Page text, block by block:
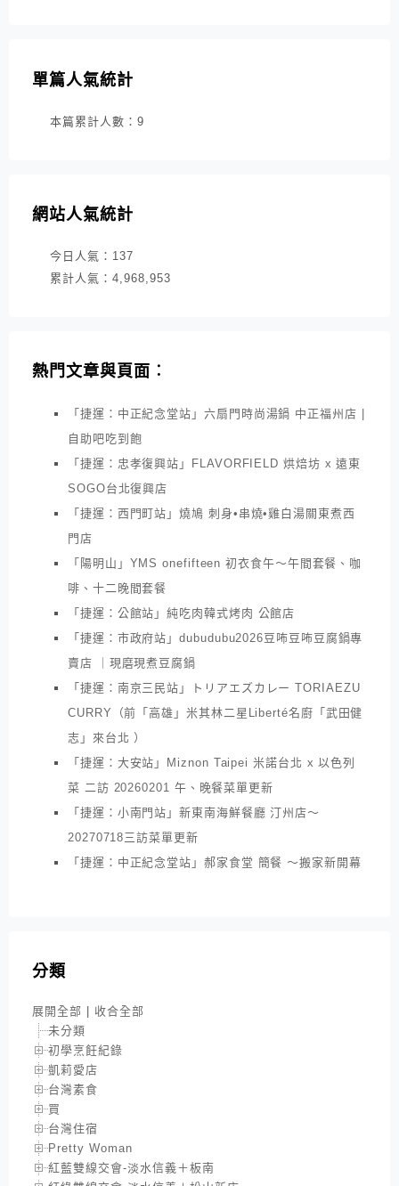
單篇人氣統計
本篇累計人數： 9
網站人氣統計
今日人氣： 137
累計人氣： 4,968,953
熱門文章與頁面︰
「捷運：中正紀念堂站」六扇門時尚湯鍋 中正福州店 |
自助吧吃到飽
「捷運：忠孝復興站」FLAVORFIELD 烘焙坊 x 遠東
SOGO台北復興店
「捷運：西門町站」燒鳩 刺身•串燒•雞白湯關東煮西
門店
「陽明山」YMS onefifteen 初衣食午～午間套餐、咖
啡、十二晚間套餐
「捷運：公館站」純吃肉韓式烤肉 公館店
「捷運：市政府站」dubudubu2026豆咘豆咘豆腐鍋專
賣店 ｜現磨現煮豆腐鍋
「捷運：南京三民站」トリアエズカレー TORIAEZU
CURRY（前「高雄」米其林二星Liberté名廚「武田健
志」來台北 ）
「捷運：大安站」Miznon Taipei 米諾台北 x 以色列
菜 二訪 20260201 午、晚餐菜單更新
「捷運：小南門站」新東南海鮮餐廳 汀州店～
20270718三訪菜單更新
「捷運：中正紀念堂站」郝家食堂 簡餐 ～搬家新開幕
分類
展開全部 | 收合全部
未分類
初學烹飪紀錄
凱莉愛店
台灣素食
買
台灣住宿
Pretty Woman
紅藍雙線交會-淡水信義＋板南